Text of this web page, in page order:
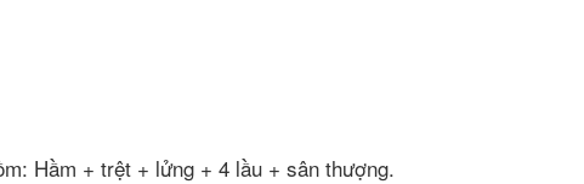
Hầm + trệt + lửng + 4 lầu + sân thượng.